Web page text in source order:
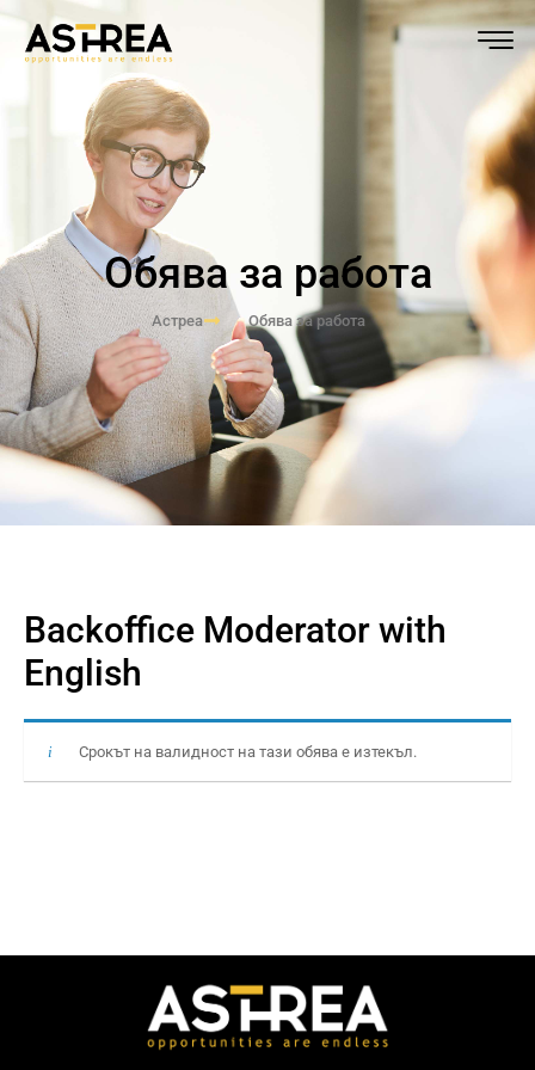
Обява за работа
Астреа Обява за работа
Backoffice Moderator with
English
Срокът на валидност на тази обява е изтекъл.